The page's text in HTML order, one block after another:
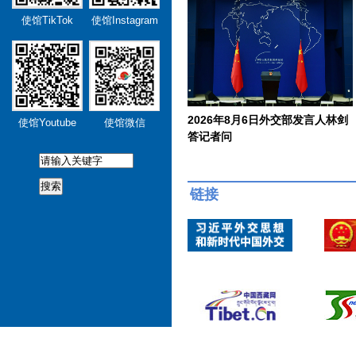
使馆TikTok 使馆Instagram
使馆Youtube 使馆微信
搜索
2026年8月6日外交部发言人林剑
答记者问
链接